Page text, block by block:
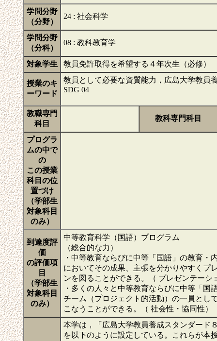
学問分野
（分野）
24 : 社会科学
学問分野
（分科）
08 : 教科教育学
対象学生 教員免許取得を希望する４年次生（必修）
授業のキ
ーワード
教員として必要な資質能力，広島大学教員
SDG ̳04
教職専門
科目
教科専門科目
プログラ
ムの中で
の
この授業
科目の位
置づけ
（学部生
対象科目
のみ）
到達度評
価
の評価項
目
（学部生
対象科目
のみ）
中等教育科学（国語）プログラム
（総合的な力）
・中等教育ならびに中等「国語」の教育
においてその成果、主張を分かりやすくプ
ンを図ることができる。（ プレゼンテー
・多くの人々と中等教育ならびに中等「
チーム（プロジェクト的活動）の一員とし
こなうことができる。（ 社会性・協同性）
本学は，「広島大学教員養成スタンダード
を以下のように設定している。これらが本